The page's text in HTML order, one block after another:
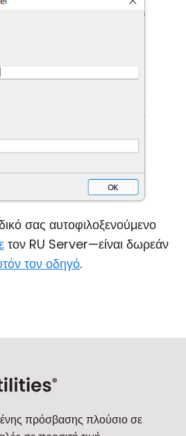
σας αυτοφιλοξενούμενο
τον RU Server—είναι δωρεάν
τον οδηγό.
πρόσβασης πλούσιο σε